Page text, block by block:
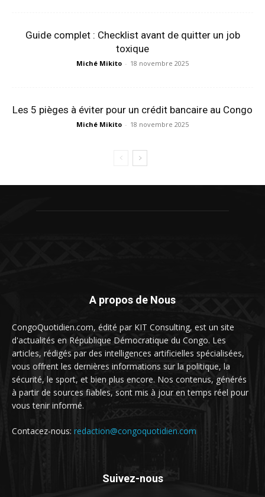
Guide complet : Checklist avant de quitter un job
toxique
Miché Mikito - 18 novembre 2025
Les 5 pièges à éviter pour un crédit bancaire au Congo
Miché Mikito - 18 novembre 2025
A propos de Nous
CongoQuotidien.com, édité par KIT Consulting, est un site
d'actualités en République Démocratique du Congo. Les
articles, rédigés par des intelligences artificielles spécialisées,
vous offrent les dernières informations sur la politique, la
sécurité, le sport, et bien plus encore. Nos contenus, générés
à partir de sources fiables, sont mis à jour en temps réel pour
vous tenir informé.
Contacez-nous: redaction@congoquotidien.com
Suivez-nous